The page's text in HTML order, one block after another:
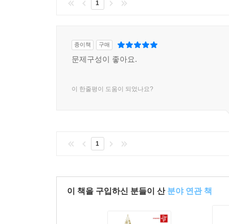
1
종이책 구매
문제구성이 좋아요.
이 한줄평이 도움이 되었나요?
1
이 책을 구입하신 분들이 산 분야 연관 책